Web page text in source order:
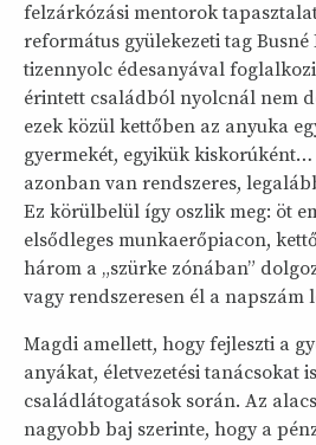
felzárkózási mentorok
református gyülekezeti tag
tizennyolc édesanyával
érintett családból nyolcnál nem
ezek közül kettőben az anyuka
gyermekét, egyikük
azonban van rendszeres,
Ez körülbelül így oszlik meg: öt
elsődleges munkaerőpiacon,
három a „szürke zónában”
vagy rendszeresen él a napszám
Magdi amellett, hogy fejleszti a
anyákat, életvezetési tanácsokat
családlátogatások során. Az
nagyobb baj szerinte, hogy a